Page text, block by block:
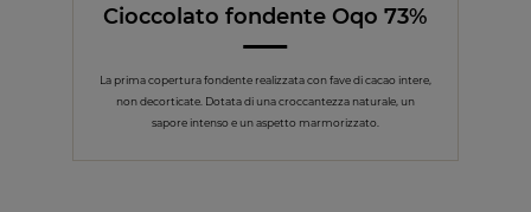
Cioccolato fondente Oqo 73%
La prima copertura fondente realizzata con fave di cacao intere,
non decorticate. Dotata di una croccantezza naturale, un
sapore intenso e un aspetto marmorizzato.